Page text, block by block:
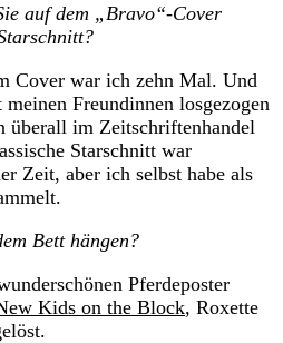
auf dem „Bravo“-Cover
Cover war ich zehn Mal. Und
Freundinnen losgezogen
überall im Zeitschriftenhandel
Starschnitt war
Zeit, aber ich selbst habe als
Bett hängen?
Pferdeposter
Kids on the Block, Roxette